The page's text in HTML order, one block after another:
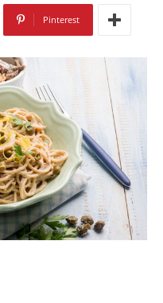
Pinterest